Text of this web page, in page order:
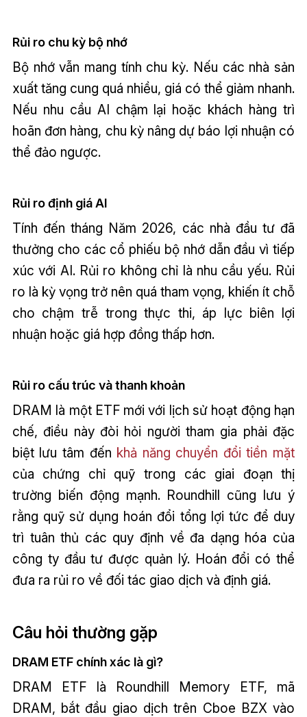
Rủi ro chu kỳ bộ nhớ
Bộ nhớ vẫn mang tính chu kỳ. Nếu các nhà sản
xuất tăng cung quá nhiều, giá có thể giảm nhanh.
Nếu nhu cầu AI chậm lại hoặc khách hàng trì
hoãn đơn hàng, chu kỳ nâng dự báo lợi nhuận có
thể đảo ngược.
Rủi ro định giá AI
Tính đến tháng Năm 2026, các nhà đầu tư đã
thưởng cho các cổ phiếu bộ nhớ dẫn đầu vì tiếp
xúc với AI. Rủi ro không chỉ là nhu cầu yếu. Rủi
ro là kỳ vọng trở nên quá tham vọng, khiến ít chỗ
cho chậm trễ trong thực thi, áp lực biên lợi
nhuận hoặc giá hợp đồng thấp hơn.
Rủi ro cấu trúc và thanh khoản
DRAM là một ETF mới với lịch sử hoạt động hạn
chế, điều này đòi hỏi người tham gia phải đặc
biệt lưu tâm đến khả năng chuyển đổi tiền mặt
của chứng chỉ quỹ trong các giai đoạn thị
trường biến động mạnh. Roundhill cũng lưu ý
rằng quỹ sử dụng hoán đổi tổng lợi tức để duy
trì tuân thủ các quy định về đa dạng hóa của
công ty đầu tư được quản lý. Hoán đổi có thể
đưa ra rủi ro về đối tác giao dịch và định giá.
Câu hỏi thường gặp
DRAM ETF chính xác là gì?
DRAM ETF là Roundhill Memory ETF, mã
DRAM, bắt đầu giao dịch trên Cboe BZX vào